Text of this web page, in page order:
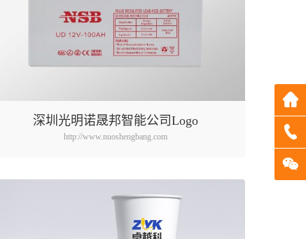
深圳光明诺晟邦智能公司Logo
http://www.nuoshengbang.com